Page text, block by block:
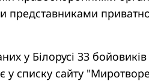
представниками
у Білорусі 33 бойовиків
у списку сайту